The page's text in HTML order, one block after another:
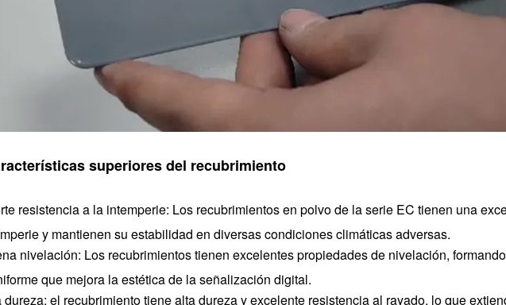
superiores del recubrimiento
resistencia a la intemperie: Los recubrimientos en polvo de la serie EC tienen una
y mantienen su estabilidad en diversas condiciones climáticas adversas.
nivelación: Los recubrimientos tienen excelentes propiedades de nivelación,
que mejora la estética de la señalización digital.
dureza: el recubrimiento tiene alta dureza y excelente resistencia al rayado, lo que